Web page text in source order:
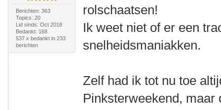
Berichten: 363
Topics: 20
Lid sinds: Oct 2018
Bedankt: 168
537 x bedankt in 233
berichten
rolschaatsen!
Ik weet niet of er een
snelheidsmaniakken.
Zelf had ik tot nu toe
Pinksterweekend, maar